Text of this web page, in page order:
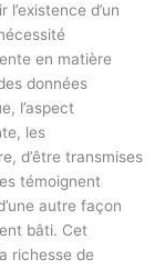
d’un
en matière
données
l’aspect
les
d’être transmises
témoignent
autre façon
bâti. Cet
richesse de